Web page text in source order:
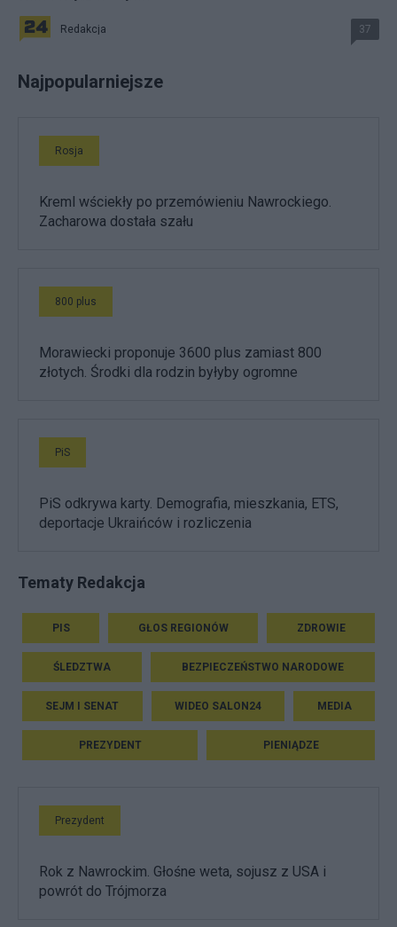
Redakcja 37
Najpopularniejsze
Rosja
Kreml wściekły po przemówieniu Nawrockiego.
Zacharowa dostała szału
800 plus
Morawiecki proponuje 3600 plus zamiast 800
złotych. Środki dla rodzin byłyby ogromne
PiS
PiS odkrywa karty. Demografia, mieszkania, ETS,
deportacje Ukraińców i rozliczenia
Tematy Redakcja
PIS GŁOS REGIONÓW ZDROWIE
ŚLEDZTWA BEZPIECZEŃSTWO NARODOWE
SEJM I SENAT WIDEO SALON24 MEDIA
PREZYDENT PIENIĄDZE
Prezydent
Rok z Nawrockim. Głośne weta, sojusz z USA i
powrót do Trójmorza